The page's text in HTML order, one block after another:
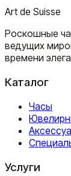
Art de Suisse
Роскошные
ведущих
времени
Каталог
Часы
Услуги